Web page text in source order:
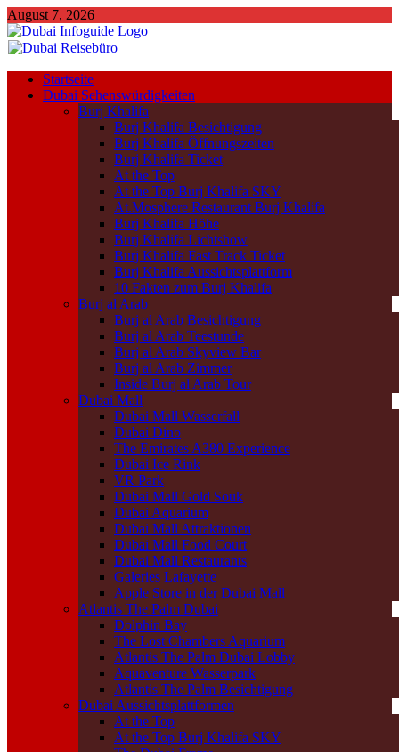
August 7, 2026
Startseite
Dubai Sehenswürdigkeiten
Burj Khalifa
Burj Khalifa Besichtigung
Burj Khalifa Öffnungszeiten
Burj Khalifa Ticket
At the Top
At the Top Burj Khalifa SKY
At.Mosphere Restaurant Burj Khalifa
Burj Khalifa Höhe
Burj Khalifa Lichtshow
Burj Khalifa Fast Track Ticket
Burj Khalifa Aussichtsplattform
10 Fakten zum Burj Khalifa
Burj al Arab
Burj al Arab Besichtigung
Burj al Arab Teestunde
Burj al Arab Skyview Bar
Burj al Arab Zimmer
Inside Burj al Arab Tour
Dubai Mall
Dubai Mall Wasserfall
Dubai Dino
The Emirates A380 Experience
Dubai Ice Rink
VR Park
Dubai Mall Gold Souk
Dubai Aquarium
Dubai Mall Attraktionen
Dubai Mall Food Court
Dubai Mall Restaurants
Galeries Lafayette
Apple Store in der Dubai Mall
Atlantis The Palm Dubai
Dolphin Bay
The Lost Chambers Aquarium
Atlantis The Palm Dubai Lobby
Aquaventure Wasserpark
Atlantis The Palm Besichtigung
Dubai Aussichtsplattformen
At the Top
At the Top Burj Khalifa SKY